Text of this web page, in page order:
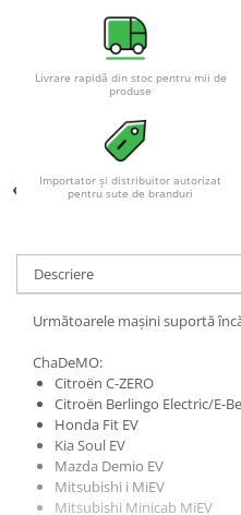
Acumulatori VRLA AGM/GEL /
Tractiune / LiFePo4
Baterii si acumulatori gel si
Baterii si acumulatori AGM
Acumulatori Moto, ATV
AGM
Li-Ion
SLA AGM (Sealed Lead Acid)
Tractiune
Marine & Caravan
APC
Pachete acumulatori VRLA
Sisteme de management (BMS)
Livrare rapidă din stoc pentru mii de
produse
Importator și distribuitor autorizat
pentru sute de branduri
Descriere
Următoarele mașini suportă
ChaDeMO:
Citroën C-ZERO
Citroën Berlingo Electric/E-
Honda Fit EV
Kia Soul EV
Mazda Demio EV
Mitsubishi i MiEV
Mitsubishi Minicab MiEV